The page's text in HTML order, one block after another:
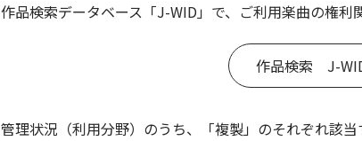
作品検索データベース「J-WID」で、ご利用楽曲の権利
作品検索 J-
管理状況（利用分野）のうち、「複製」のそれぞれ該